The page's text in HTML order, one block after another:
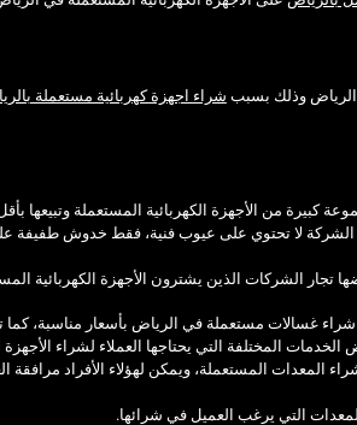
الرياض وذلك بسبب شراء اجهزة كهربائية مستعملة
كبيرة من الأجهزة الكهربائية المستعملة وتبيعها
الشركة لا تحتوي على عيوب فنية، فقط خدوش طفيفة
تجار الشركات الذين يشترون الأجهزة الكهربائية
غسالات مستعملة في الرياض بأسعار مناسبة،
الخدمات المختلفة التي يحتاجها العملاء لشراء
المعدات المستعملة، ويمكن لهؤلاء الأفراد مرافقة
التي يرغب العميل في شرائها.